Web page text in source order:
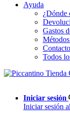
Ayuda
¿Dónde
Gastos
Contacto
Todos
Iniciar sesión
Iniciar sesión